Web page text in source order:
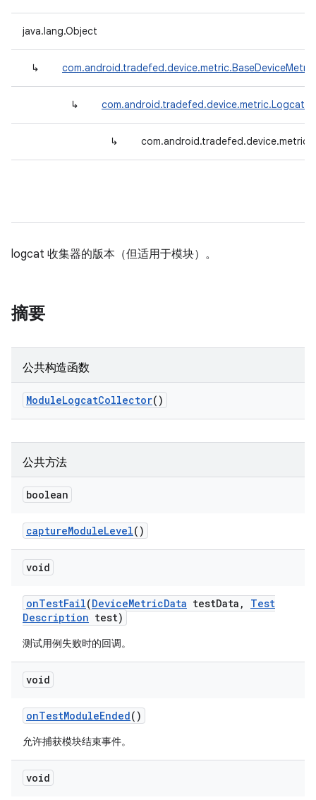
java.lang.Object
↳
↳
↳
logcat 收集器的版本（但适用于模块）。
摘要
公共构造函数
ModuleLogcatCollector()
公共方法
boolean
captureModuleLevel()
void
onTestFail(DeviceMetricData testData ,
Test
Description test)
测试用例失败时的回调。
void
onTestModuleEnded()
允许捕获模块结束事件。
void